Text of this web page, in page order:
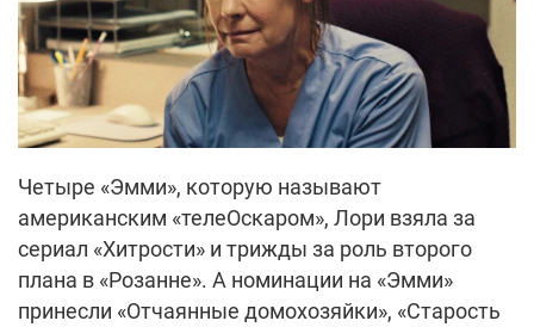
Четыре «Эмми», которую называют
американским «телеОскаром», Лори взяла за
сериал «Хитрости» и трижды за роль второго
плана в «Розанне». А номинации на «Эмми»
принесли «Отчаянные домохозяйки», «Старость